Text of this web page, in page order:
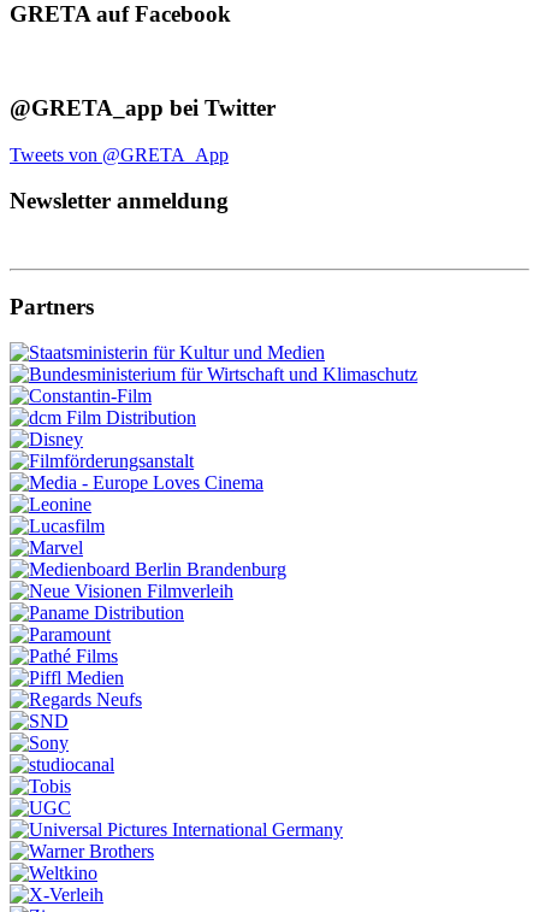
GRETA auf Facebook
@GRETA_app bei Twitter
Tweets von @GRETA_App
Newsletter anmeldung
Partners